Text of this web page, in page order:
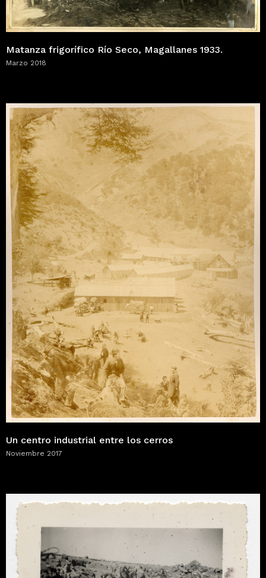
Matanza frigorífico Río Seco, Magallanes 1933.
Marzo 2018
Un centro industrial entre los cerros
Noviembre 2017